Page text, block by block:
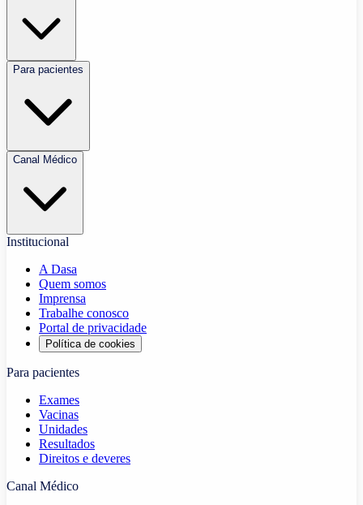
Para pacientes
Canal Médico
Institucional
A Dasa
Quem somos
Imprensa
Trabalhe conosco
Portal de privacidade
Política de cookies
Para pacientes
Exames
Vacinas
Unidades
Resultados
Direitos e deveres
Canal Médico